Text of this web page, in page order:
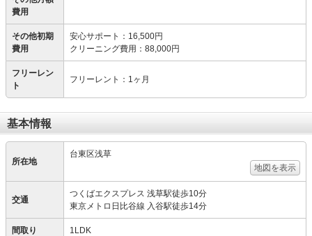
費用
その他初期
費用
安心サポート ： 16,500円
クリーニング費用 ： 88,000円
フリーレン
ト
フリーレント：1ヶ月
基本情報
所在地
台東区浅草
地図を表示
交通
つくばエクスプレス 浅草駅徒歩10分
東京メトロ日比谷線 入谷駅徒歩14分
間取り 1LDK